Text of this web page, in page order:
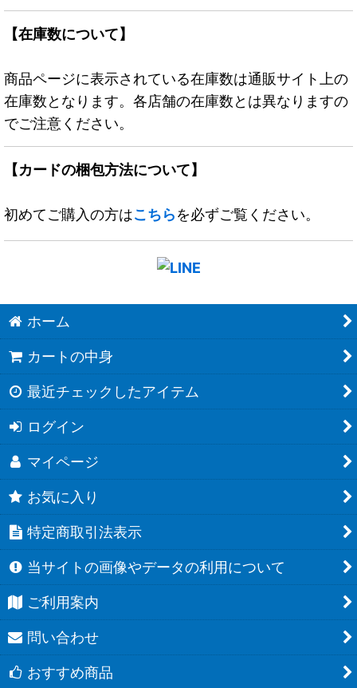
【在庫数について】
商品ページに表示されている在庫数は通販サイト上の
在庫数となります。各店舗の在庫数とは異なりますの
でご注意ください。
【カードの梱包方法について】
初めてご購入の方はこちらを必ずご覧ください。
ホーム
カートの中身
最近チェックしたアイテム
ログイン
マイページ
お気に入り
特定商取引法表示
当サイトの画像やデータの利用について
ご利用案内
問い合わせ
おすすめ商品